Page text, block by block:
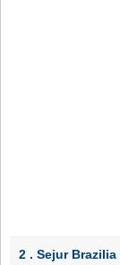
2 . Sejur Brazilia